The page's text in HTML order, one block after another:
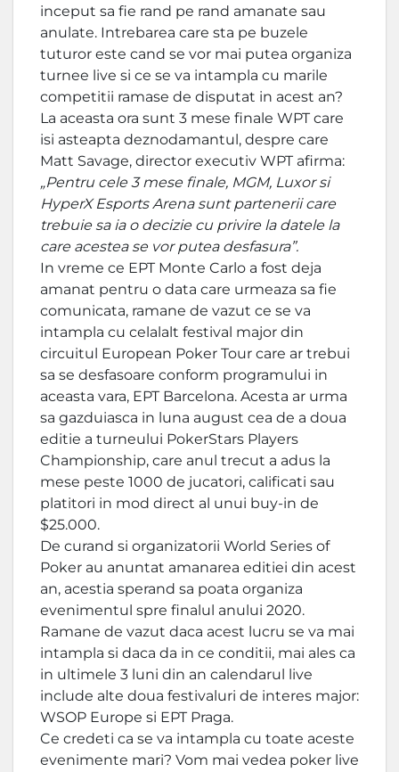
inceput sa fie rand pe rand amanate sau
anulate. Intrebarea care sta pe buzele
tuturor este cand se vor mai putea organiza
turnee live si ce se va intampla cu marile
competitii ramase de disputat in acest an?
La aceasta ora sunt 3 mese finale WPT care
isi asteapta deznodamantul, despre care
Matt Savage, director executiv WPT afirma:
„Pentru cele 3 mese finale, MGM, Luxor si
HyperX Esports Arena sunt partenerii care
trebuie sa ia o decizie cu privire la datele la
care acestea se vor putea desfasura”.
In vreme ce EPT Monte Carlo a fost deja
amanat pentru o data care urmeaza sa fie
comunicata, ramane de vazut ce se va
intampla cu celalalt festival major din
circuitul European Poker Tour care ar trebui
sa se desfasoare conform programului in
aceasta vara, EPT Barcelona. Acesta ar urma
sa gazduiasca in luna august cea de a doua
editie a turneului PokerStars Players
Championship, care anul trecut a adus la
mese peste 1000 de jucatori, calificati sau
platitori in mod direct al unui buy-in de
$25.000.
De curand si organizatorii World Series of
Poker au anuntat amanarea editiei din acest
an, acestia sperand sa poata organiza
evenimentul spre finalul anului 2020.
Ramane de vazut daca acest lucru se va mai
intampla si daca da in ce conditii, mai ales ca
in ultimele 3 luni din an calendarul live
include alte doua festivaluri de interes major:
WSOP Europe si EPT Praga.
Ce credeti ca se va intampla cu toate aceste
evenimente mari? Vom mai vedea poker live